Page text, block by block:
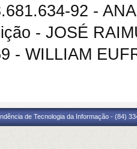
92 -
- JOSÉ
- WILLIAM
de Tecnologia da Informação - (84)